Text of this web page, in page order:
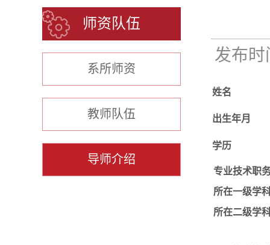
师资队伍
系所师资
教师队伍
导师介绍
发布
姓名
出生年月
学历
专业技术职
所在一级学
所在二级学